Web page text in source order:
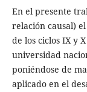
En el presente
relación causal)
de los ciclos IX y
universidad
poniéndose de
aplicado en el